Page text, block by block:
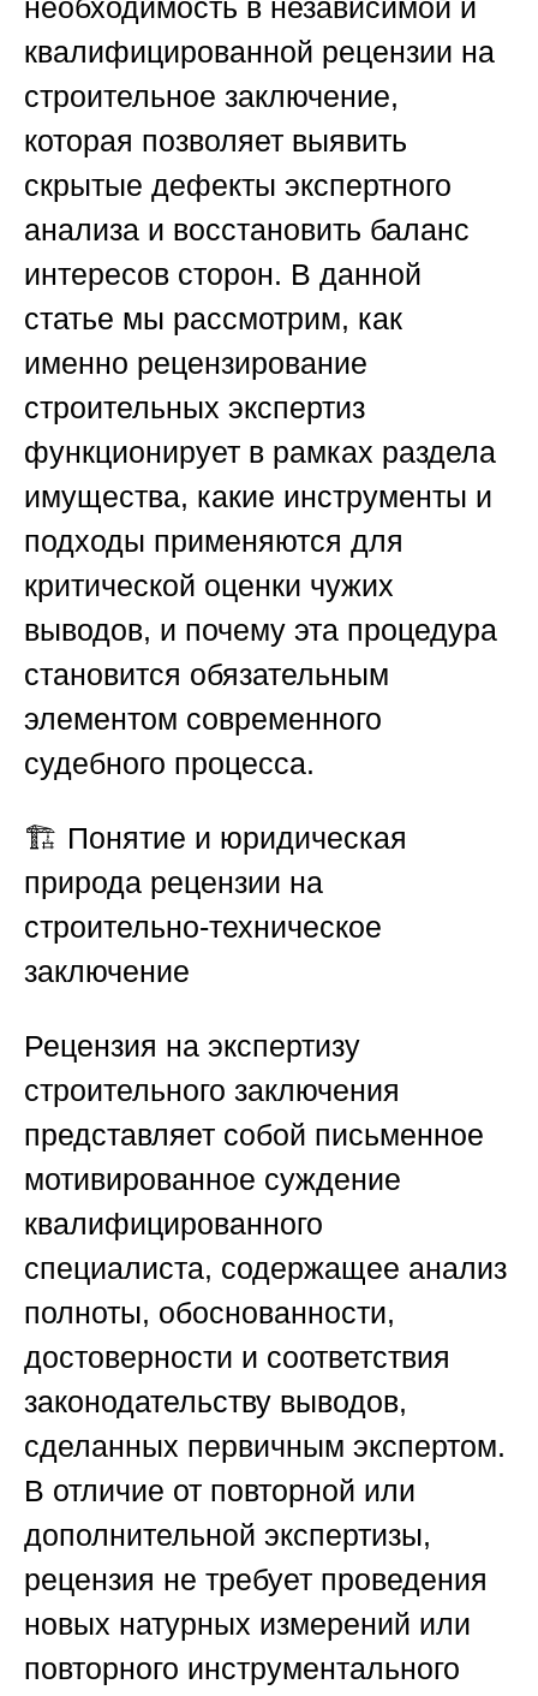
необходимость в независимой и
квалифицированной рецензии на
строительное заключение,
которая позволяет выявить
скрытые дефекты экспертного
анализа и восстановить баланс
интересов сторон. В данной
статье мы рассмотрим, как
именно рецензирование
строительных экспертиз
функционирует в рамках раздела
имущества, какие инструменты и
подходы применяются для
критической оценки чужих
выводов, и почему эта процедура
становится обязательным
элементом современного
судебного процесса.
🏗️ Понятие и юридическая
природа рецензии на
строительно-техническое
заключение
Рецензия на экспертизу
строительного заключения
представляет собой письменное
мотивированное суждение
квалифицированного
специалиста, содержащее анализ
полноты, обоснованности,
достоверности и соответствия
законодательству выводов,
сделанных первичным экспертом.
В отличие от повторной или
дополнительной экспертизы,
рецензия не требует проведения
новых натурных измерений или
повторного инструментального